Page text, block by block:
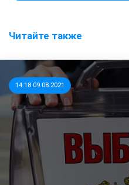
Читайте также
14:18 09.08.2021